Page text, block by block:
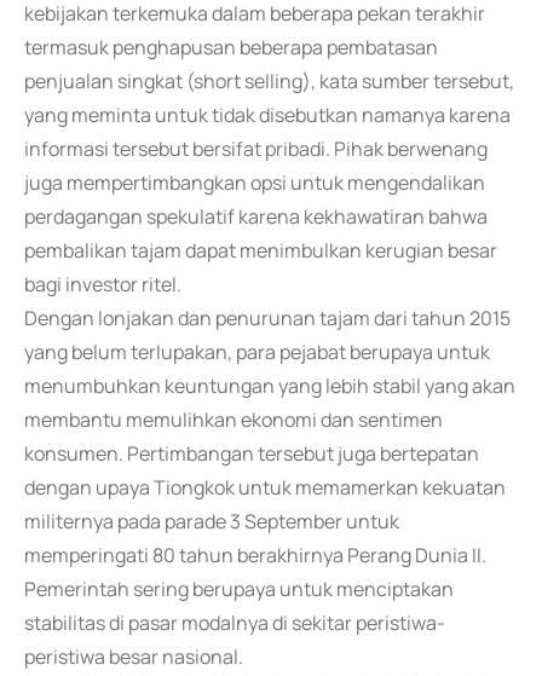
kebijakan terkemuka dalam beberapa pekan terakhir
termasuk penghapusan beberapa pembatasan
penjualan singkat (short selling), kata sumber tersebut,
yang meminta untuk tidak disebutkan namanya karena
informasi tersebut bersifat pribadi. Pihak berwenang
juga mempertimbangkan opsi untuk mengendalikan
perdagangan spekulatif karena kekhawatiran bahwa
pembalikan tajam dapat menimbulkan kerugian besar
bagi investor ritel.
Dengan lonjakan dan penurunan tajam dari tahun 2015
yang belum terlupakan, para pejabat berupaya untuk
menumbuhkan keuntungan yang lebih stabil yang akan
membantu memulihkan ekonomi dan sentimen
konsumen. Pertimbangan tersebut juga bertepatan
dengan upaya Tiongkok untuk memamerkan kekuatan
militernya pada parade 3 September untuk
memperingati 80 tahun berakhirnya Perang Dunia II.
Pemerintah sering berupaya untuk menciptakan
stabilitas di pasar modalnya di sekitar peristiwa-
peristiwa besar nasional.